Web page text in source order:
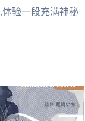
验一段充满神秘